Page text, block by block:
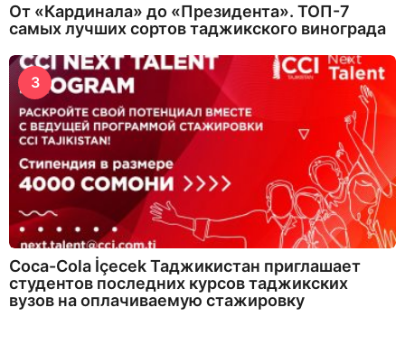
От «Кардинала» до «Президента». ТОП-7
самых лучших сортов таджикского винограда
3
Coca-Cola İçecek Таджикистан приглашает
студентов последних курсов таджикских
вузов на оплачиваемую стажировку